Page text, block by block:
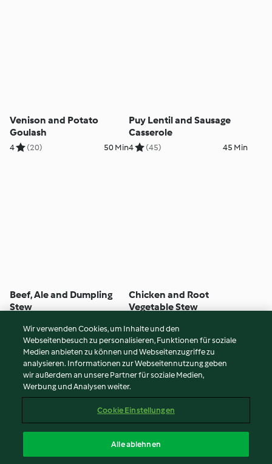
Venison and Potato
Goulash
4 (20) 50 Min
Puy Lentil and Sausage
Casserole
4 (45) 45 Min
Beef, Ale and Dumpling
Stew
Chicken and Root
Vegetable Stew
© Copyright 2026
Nutzungsbedingungen
Datenschutzrichtlinien
Impressum
Inhalt melden
Wir verwenden Cookies, um Inhalte und den
Webseitenbesuch zu personalisieren, Funktionen für soziale
Medien anbieten zu können und Webseitenzugriffe zu
analysieren. Informationen zur Webseitennutzung geben
wir außerdem an unsere Partner für soziale Medien,
Werbung und Analysen weiter.
Cookie Einstellungen
Alle ablehnen